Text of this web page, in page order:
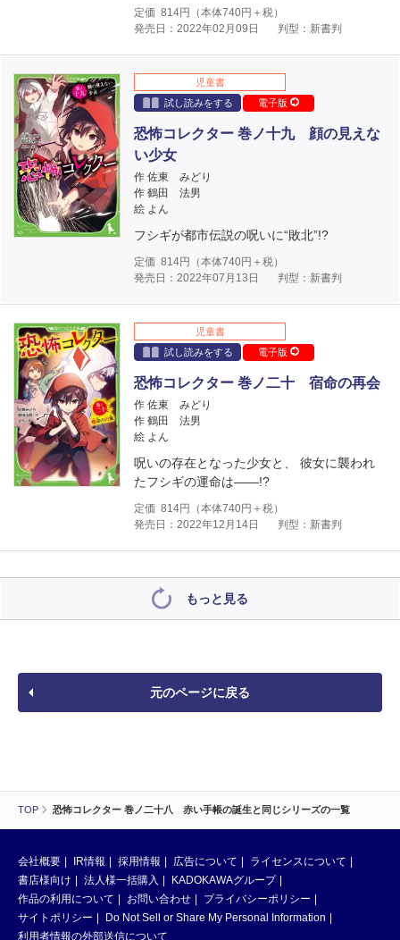
TOP 恐怖コレクター 巻ノ二十八 赤い手帳の誕生と同じシリーズの一覧
定価 814円（本体740円＋税）
発売日：2022年02月09日
判型：新書判
児童書
試し読みをする
電子版
恐怖コレクター 巻ノ十九 顔の見えな
い少女
作 佐東 みどり
作 鶴田 法男
絵 よん
フシギが都市伝説の呪いに“敗北”!?
定価 814円（本体740円＋税）
発売日：2022年07月13日
判型：新書判
児童書
試し読みをする
電子版
恐怖コレクター 巻ノ二十 宿命の再会
作 佐東 みどり
作 鶴田 法男
絵 よん
呪いの存在となった少女と、 彼女に襲われ
たフシギの運命は――!?
定価 814円（本体740円＋税）
発売日：2022年12月14日
判型：新書判
もっと見る
元のページに戻る
会社概要 IR情報 採用情報 広告について
ライセンスについて
書店様向け
法人様一括購入
KADOKAWAグループ
作品の利用について
お問い合わせ
プライバシーポリシー
サイトポリシー
Do Not Sell or Share My Personal Information
利用者情報の外部送信について